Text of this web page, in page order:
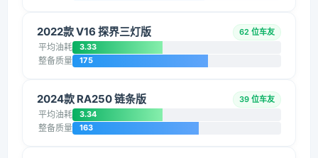
2022款 V16 探界三灯版 62 位车友
平均油耗 3.33
整备质量 175
2024款 RA250 链条版 39 位车友
平均油耗 3.34
整备质量 163